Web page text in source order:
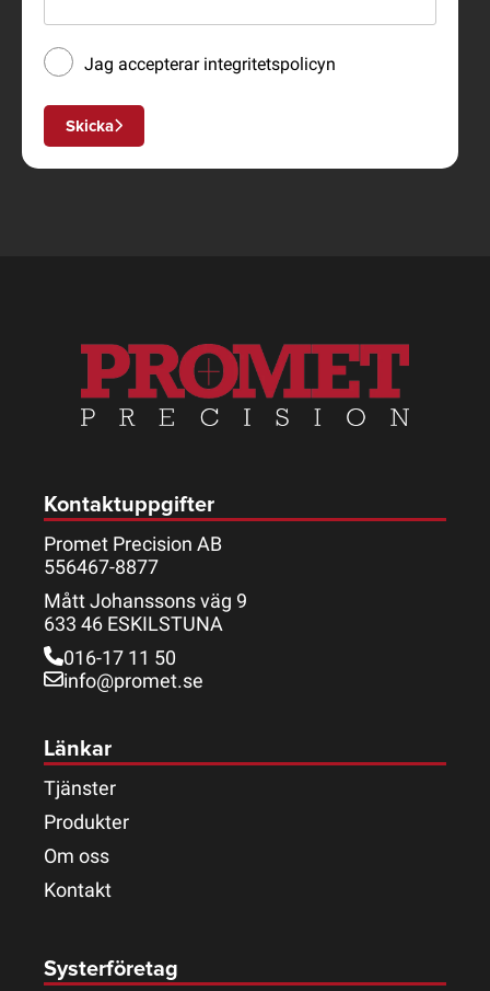
Jag accepterar integritetspolicyn
Skicka
Kontaktuppgifter
Promet Precision AB
556467-8877
Mått Johanssons väg 9
633 46 ESKILSTUNA
016-17 11 50
info@promet.se
Länkar
Tjänster
Produkter
Om oss
Kontakt
Systerföretag